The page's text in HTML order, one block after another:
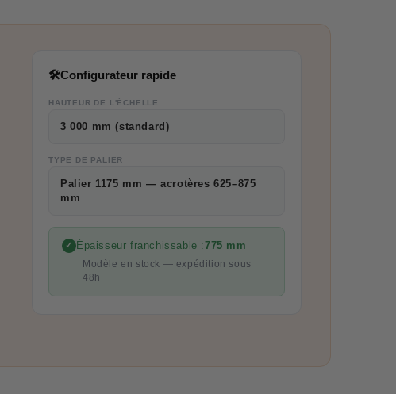
🛠Configurateur rapide
HAUTEUR DE L'ÉCHELLE
3 000 mm (standard)
TYPE DE PALIER
Palier 1175 mm — acrotères 625–875
mm
✓ Épaisseur franchissable :775 mm
Modèle en stock — expédition sous
48h